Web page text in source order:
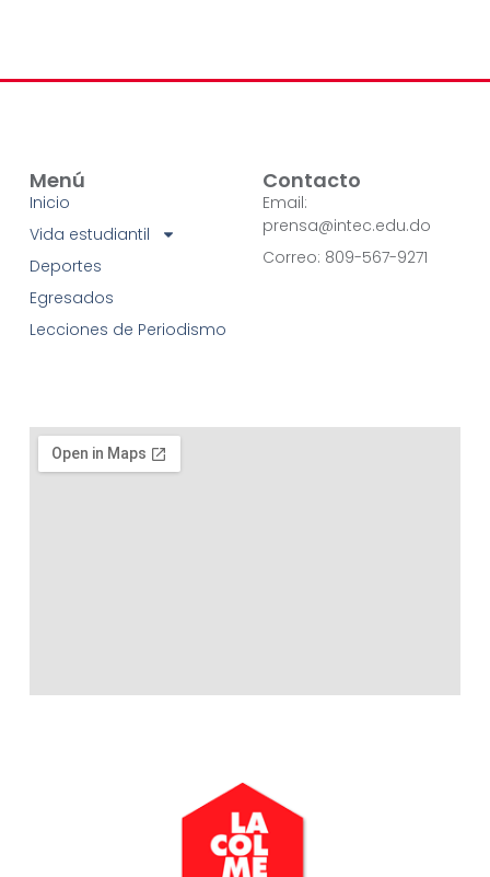
Menú
Inicio
Vida estudiantil
Deportes
Egresados
Lecciones de Periodismo
Contacto
Email:
prensa@intec.edu.do
Correo: 809-567-9271